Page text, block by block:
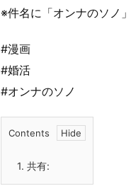
※件名に「オンナのソノ
#漫画
#婚活
#オンナのソノ
Contents
1. 共有: